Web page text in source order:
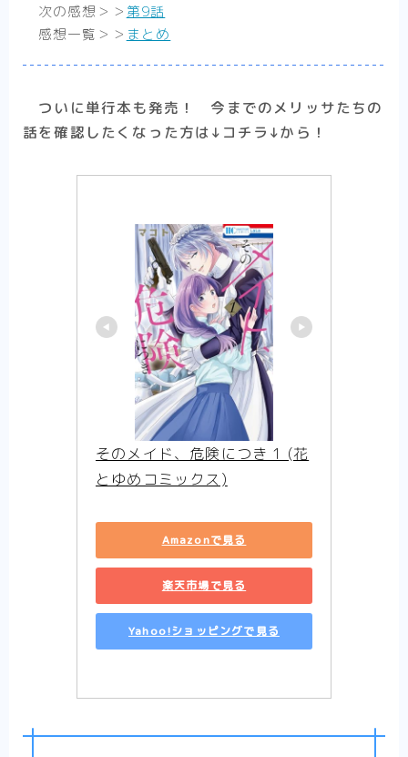
【末永くよろしくお願いします】残念美少女
と可愛いツンデレ系イケメンのカオスな同棲
話【まとめ】完結済
【推したいしております】私たちの「好き」
少年漫画
やし漫画【感想まとめ】
【異剣戦記ヴェルンディオ】ほんわかしつつ
も壮大な物語の雰囲気を感じさせる物語【ま
【Helck】史上最高の超王道少年漫画、キャ
ラクター紹介＆感想【まとめ】
【SPY×FAMILY】魅力あふれるキャラクター
紹介と最新話感想【まとめ】
次の感想＞＞ 第9話
感想一覧＞＞ まとめ
ついに単行本も発売！ 今までのメリッサたちの
話を確認したくなった方は↓コチラ↓から！
そのメイド、危険につき 1 (花
とゆめコミックス)
Amazonで見る
楽天市場で見る
Yahoo!ショッピングで見る